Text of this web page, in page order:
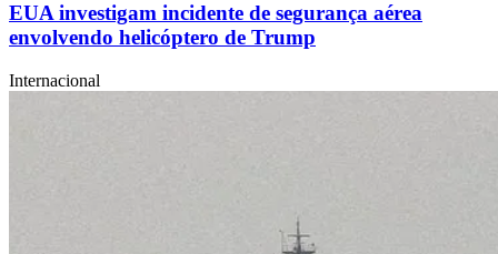
EUA investigam incidente de segurança aérea
envolvendo helicóptero de Trump
Internacional